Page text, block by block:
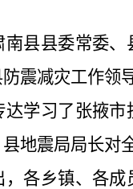
南县县委常委
震减灾工作领
达学习了张掖
地震局局长对
，各乡镇、各